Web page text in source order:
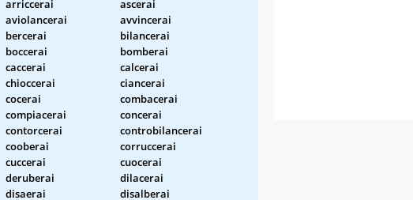
arriccerai
ascerai
aviolancerai
avvincerai
bercerai
bilancerai
boccerai
bomberai
caccerai
calcerai
chioccerai
ciancerai
cocerai
combacerai
compiacerai
concerai
contorcerai
controbilancerai
cooberai
corruccerai
cuccerai
cuocerai
deruberai
dilacerai
disaerai
disalberai